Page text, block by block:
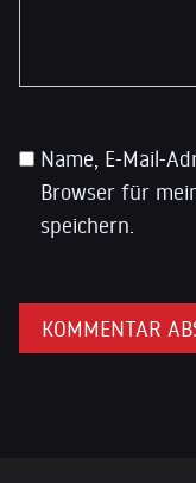
Name, E-Mail-
Browser für
speichern.